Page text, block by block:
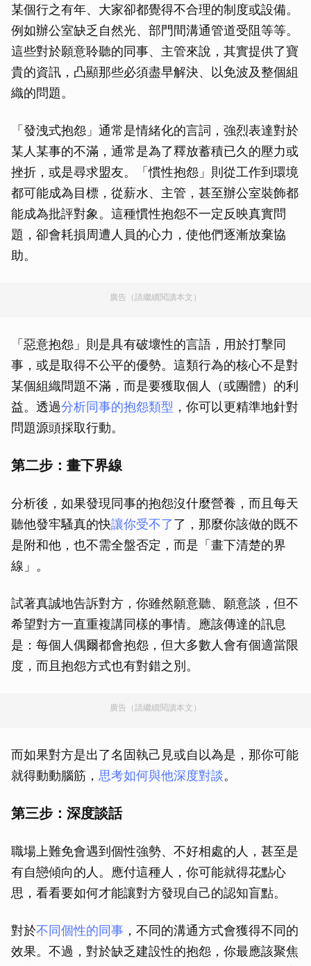
某個行之有年、大家卻都覺得不合理的制度或設備。
例如辦公室缺乏自然光、部門間溝通管道受阻等等。
這些對於願意聆聽的同事、主管來說，其實提供了寶
貴的資訊，凸顯那些必須盡早解決、以免波及整個組
織的問題。
「發洩式抱怨」通常是情緒化的言詞，強烈表達對於
某人某事的不滿，通常是為了釋放蓄積已久的壓力或
挫折，或是尋求盟友。「慣性抱怨」則從工作到環境
都可能成為目標，從薪水、主管，甚至辦公室裝飾都
能成為批評對象。這種慣性抱怨不一定反映真實問
題，卻會耗損周遭人員的心力，使他們逐漸放棄協
助。
廣告（請繼續閱讀本文）
「惡意抱怨」則是具有破壞性的言語，用於打擊同
事，或是取得不公平的優勢。這類行為的核心不是對
某個組織問題不滿，而是要獲取個人（或團體）的利
益。透過分析同事的抱怨類型 ，你可以更精準地針對
問題源頭採取行動。
第二步：畫下界線
分析後，如果發現同事的抱怨沒什麼營養，而且每天
聽他發牢騷真的快讓你受不了了，那麼你該做的既不
是附和他，也不需全盤否定，而是「畫下清楚的界
線」。
試著真誠地告訴對方，你雖然願意聽、願意談，但不
希望對方一直重複講同樣的事情。應該傳達的訊息
是：每個人偶爾都會抱怨，但大多數人會有個適當限
度，而且抱怨方式也有對錯之別。
廣告（請繼續閱讀本文）
而如果對方是出了名固執己見或自以為是，那你可能
就得動動腦筋， 思考如何與他深度對談。
第三步：深度談話
職場上難免會遇到個性強勢、不好相處的人，甚至是
有自戀傾向的人。應付這種人，你可能就得花點心
思，看看要如何才能讓對方發現自己的認知盲點。
對於不同個性的同事 ，不同的溝通方式會獲得不同的
效果。不過，對於缺乏建設性的抱怨，你最應該聚焦